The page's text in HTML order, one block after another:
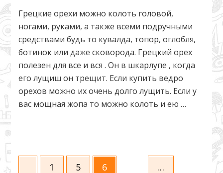
Грецкие
Орехи
!!!
Грецкие орехи можно колоть головой,
ногами, руками, а также всеми подручными
средствами будь то кувалда, топор, оглобля,
ботинок или даже сковорода. Грецкий орех
полезен для все и вся . Он в шкарлупе , когда
его лущиш он трещит. Если купить ведро
орехов можно их очень долго лущить. Если у
вас мощная жопа то можно колоть и ею …
Пагинация
Страница
1 …
Страница
5 Страница
6